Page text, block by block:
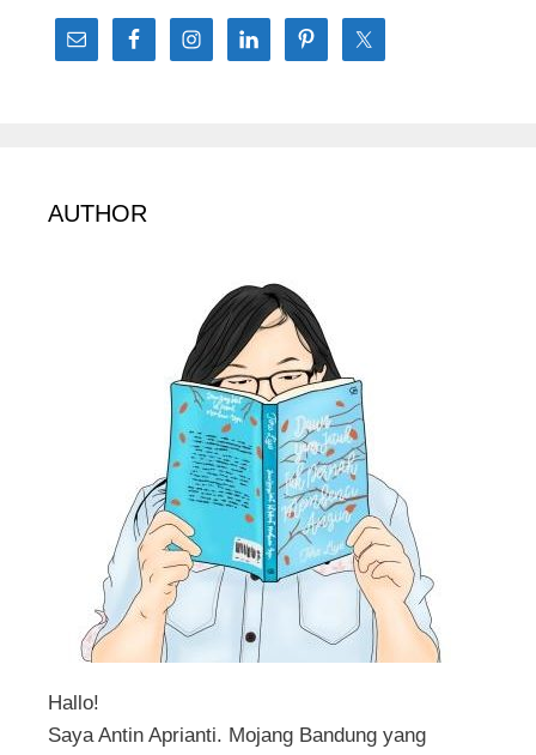
AUTHOR
Hallo!
Saya Antin Aprianti. Mojang Bandung yang